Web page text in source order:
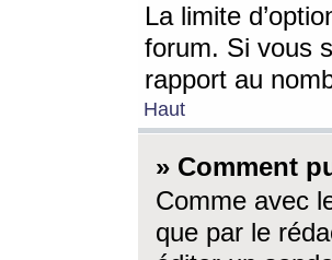
La limite
forum. Si vous
rapport au
Haut
» Comment
Comme avec
que par le